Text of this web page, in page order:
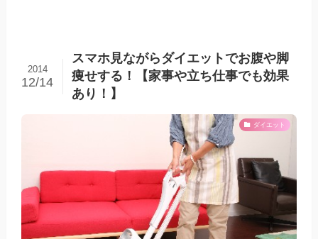
スマホ見ながらダイエットでお腹や脚
痩せする！【家事や立ち仕事でも効果
あり！】
2014
12/14
ダイエット